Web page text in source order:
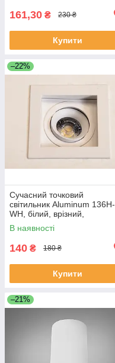
161,30 ₴ 230 ₴
Купити
–22%
Сучасний точковий
світильник Aluminum 136H-
WH, білий, врізний,
поворотний 136H-WH
В наявності
140 ₴ 180 ₴
Купити
–21%